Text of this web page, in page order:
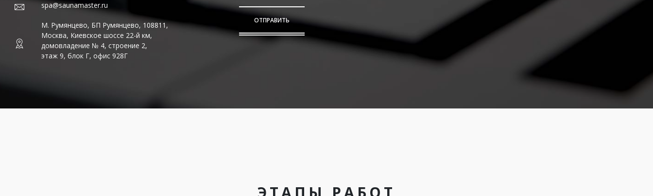
spa@saunamaster.ru
М. Румянцево, БП Румянцево, 108811,
Москва, Киевское шоссе 22-й км,
домовладение № 4, строение 2,
этаж 9, блок Г, офис 928Г
ОТПРАВИТЬ